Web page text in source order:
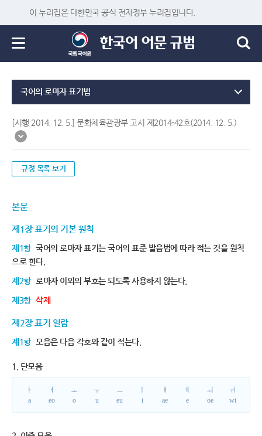
이 누리집은 대한민국 공식 전자정부 누리집입니다.
국어의 로마자 표기법
[시행 2014. 12. 5.] 문화체육관광부 고시 제2014-42호(2014. 12. 5.)
규정 목록 보기
본문
제1장 표기의 기본 원칙
제1항 국어의 로마자 표기는 국어의 표준 발음법에 따라 적는 것을 원칙
으로 한다.
제2항 로마자 이외의 부호는 되도록 사용하지 않는다.
제3항 삭제
제2장 표기 일람
제1항 모음은 다음 각호와 같이 적는다.
1. 단모음
ㅏ
a
ㅓ
eo
ㅗ
o
ㅜ
u
ㅡ
eu
i
ㅐ
ae
ㅔ
e
ㅚ
oe
ㅟ
wi